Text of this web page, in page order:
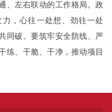
、左右联动的工作格局。政
，心往一处想、劲往一处
同破。要筑牢安全防线、严
练、干脆、干净，推动项目